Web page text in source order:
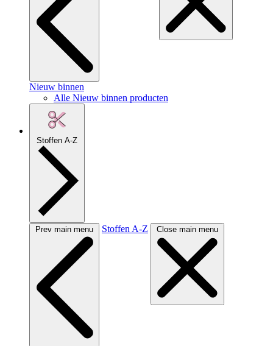
Nieuw binnen
Alle Nieuw binnen producten
Stoffen A-Z
Prev main menu Stoffen A-Z Close main menu